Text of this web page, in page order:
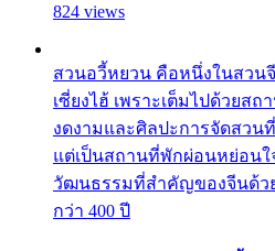
824 views
สวนอวี้หยวน คือหนึ่งในสวน
เซี่ยงไฮ้ เพราะเต็มไปด้วยส
งดงามและศิลปะการจัดสวน
แต่เป็นสถานที่พักผ่อนหย่อนใ
วัฒนธรรมที่สำคัญของจีนด้ว
กว่า 400 ปี